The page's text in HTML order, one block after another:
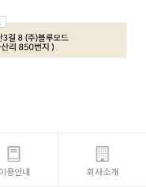
이용안내 회사소개